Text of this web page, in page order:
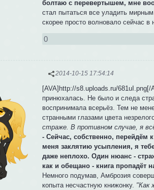
болтаю с перевертышем, мне
стал пытаться все уладить
скорее просто волновало сейчас в
0
2014-10-15 17:54:14
[AVA]http://s8.uploads.ru/
принюхалась. Не было и следа
воспринимала всерьёз. Тем не
странными глазами цвета
страже. В противном случае, я
- Сейчас, собственно,
меня заклятию усыпления, я
даже неплохо. Один нюанс -
как и обещано - книга пропадёт
Немного подумав, Амброзия
копыта несчастную книжонку. "Как